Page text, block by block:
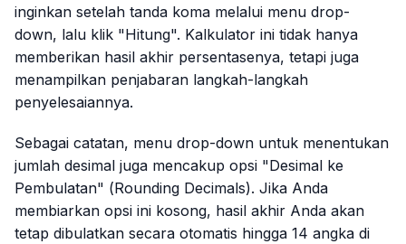
inginkan setelah tanda koma melalui menu drop-
down, lalu klik "Hitung". Kalkulator ini tidak hanya
memberikan hasil akhir persentasenya, tetapi juga
menampilkan penjabaran langkah-langkah
penyelesaiannya.
Sebagai catatan, menu drop-down untuk menentukan
jumlah desimal juga mencakup opsi "Desimal ke
Pembulatan" (Rounding Decimals). Jika Anda
membiarkan opsi ini kosong, hasil akhir Anda akan
tetap dibulatkan secara otomatis hingga 14 angka di